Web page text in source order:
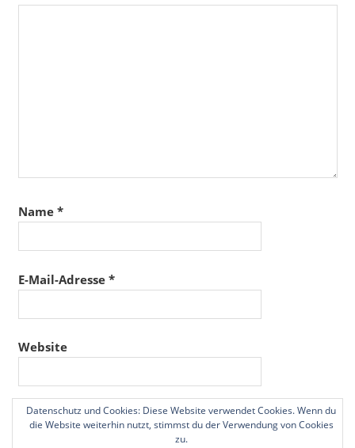
Name *
E-Mail-Adresse *
Website
Name, E-Mail-Adresse und Website in diesem
Browser für meinen nächsten Kommentar speichern.
Datenschutz und Cookies: Diese Website verwendet Cookies. Wenn du
die Website weiterhin nutzt, stimmst du der Verwendung von Cookies
zu.